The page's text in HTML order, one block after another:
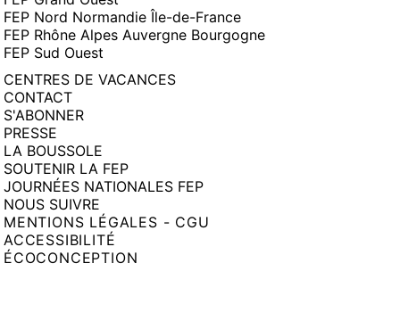
FEP Nord Normandie Île-de-France
FEP Rhône Alpes Auvergne Bourgogne
FEP Sud Ouest
CENTRES DE VACANCES
CONTACT
S'ABONNER
PRESSE
LA BOUSSOLE
SOUTENIR LA FEP
JOURNÉES NATIONALES FEP
NOUS SUIVRE
MENTIONS LÉGALES - CGU
ACCESSIBILITÉ
ÉCOCONCEPTION